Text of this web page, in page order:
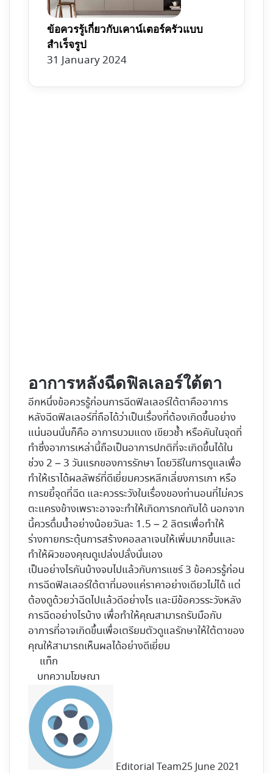
ข้อควรรู้เกี่ยวกับเคาน์เตอร์ครัวแบบ
สำเร็จรูป
31 January 2024
อาการหลังฉีดฟิลเลอร์ใต้ตา
อีกหนึ่งข้อควรรู้ก่อนการฉีดฟิลเลอร์ใต้ตาคืออาการ
หลังฉีดฟิลเลอร์ที่ถือได้ว่าเป็นเรื่องที่ต้องเกิดขึ้นอย่าง
แน่นอนนั่นก็คือ อาการบวมแดง เขียวช้ำ หรือคันในจุดที่
ทำซึ่งอาการเหล่านี้ถือเป็นอาการปกติที่จะเกิดขึ้นได้ใน
ช่วง 2 – 3 วันแรกของการรักษา โดยวิธีในการดูแลเพื่อ
ทำให้เราได้ผลลัพธ์ที่ดีเยี่ยมควรหลีกเลี่ยงการเกา หรือ
การขยี้จุดที่ฉีด และควรระวังในเรื่องของท่านอนที่ไม่ควร
ตะแครงข้างเพราะอาจจะทำให้เกิดการกดทับได้ นอกจาก
นี้ควรดื่มน้ำอย่างน้อยวันละ 1.5 – 2 ลิตรเพื่อทำให้
ร่างกายกระตุ้นการสร้างคอลลาเจนให้เพิ่มมากขึ้นและ
ทำให้ผิวของคุณดูเปล่งปลั่งนั่นเอง
เป็นอย่างไรกันบ้างจบไปแล้วกับการแชร์ 3 ข้อควรรู้ก่อน
การฉีดฟิลเลอร์ใต้ตาที่มองแค่ราคาอย่างเดียวไม่ได้ แต่
ต้องดูด้วยว่าฉีดไปแล้วดีอย่างไร และมีข้อควรระวังหลัง
การฉีดอย่างไรบ้าง เพื่อทำให้คุณสามารถรับมือกับ
อาการที่อาจเกิดขึ้นเพื่อเตรียมตัวดูแลรักษาให้ใต้ตาของ
คุณให้สามารถเห็นผลได้อย่างดีเยี่ยม
แท็ก
บทความโฆษณา
Editorial Team25 June 2021